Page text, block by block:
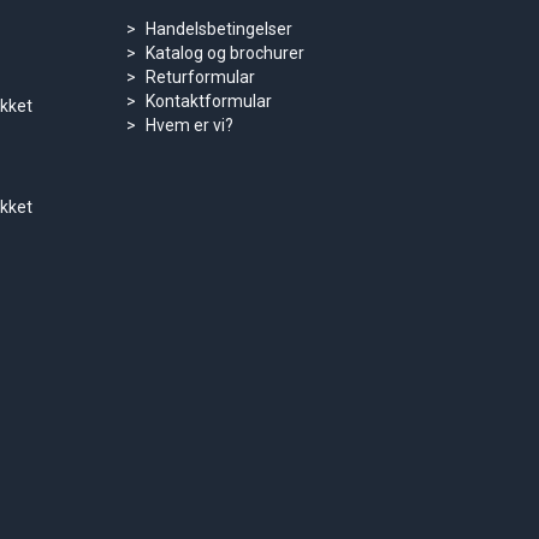
Handelsbetingelser
Katalog og brochurer
Returformular
Kontaktformular
Hvem er vi?